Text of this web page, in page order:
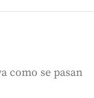
como se pasan